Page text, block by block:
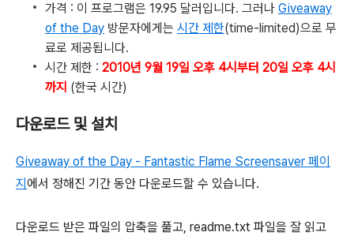
가격 : 이 프로그램은 19.95 달러입니다. 그러나 Giveaway
of the Day 방문자에게는 시간 제한(time-limited)으로 무
료로 제공됩니다.
시간 제한 : 2010년 9월 19일 오후 4시부터 20일 오후 4시
까지 (한국 시간)
다운로드 및 설치
Giveaway of the Day - Fantastic Flame Screensaver 페이
지 에서 정해진 기간 동안 다운로드할 수 있습니다.
다운로드 받은 파일의 압축을 풀고, readme.txt 파일을 잘 읽고